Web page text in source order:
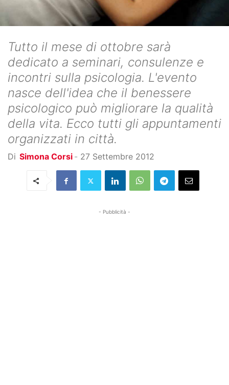
Tutto il mese di ottobre sarà
dedicato a seminari, consulenze e
incontri sulla psicologia. L'evento
nasce dell'idea che il benessere
psicologico può migliorare la qualità
della vita. Ecco tutti gli appuntamenti
organizzati in città.
Di Simona Corsi - 27 Settembre 2012
- Pubblicità -